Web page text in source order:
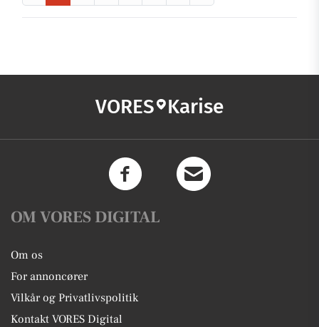
VORES Karise
OM VORES DIGITAL
Om os
For annoncører
Vilkår og Privatlivspolitik
Kontakt VORES Digital